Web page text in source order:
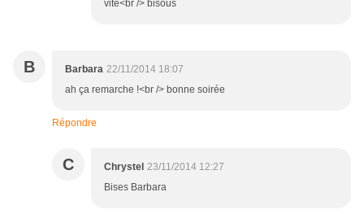
vite<br /> bisous
B Barbara 22/11/2014 18:07
ah ça remarche !<br /> bonne soirée
Répondre
C Chrystel 23/11/2014 12:27
Bises Barbara